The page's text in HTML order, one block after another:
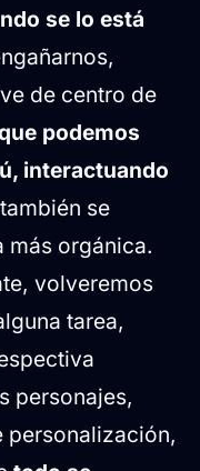
se lo está
de centro de
podemos
interactuando
se
más orgánica.
volveremos
tarea,
personajes,
personalización,